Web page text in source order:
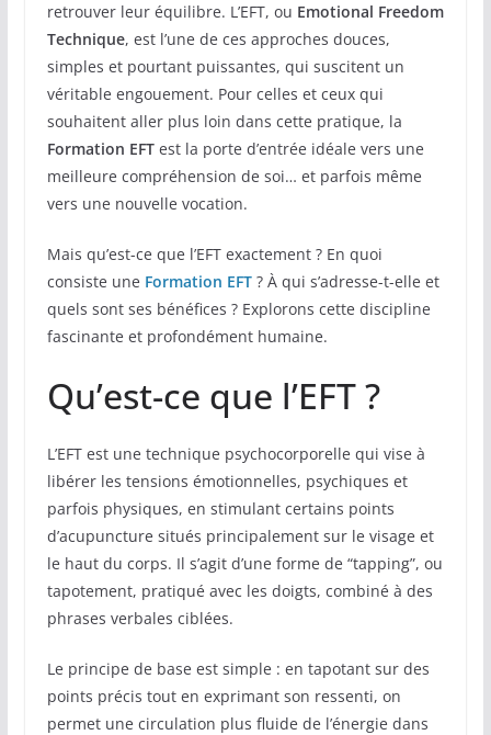
retrouver leur équilibre. L’EFT, ou Emotional Freedom
Technique, est l’une de ces approches douces,
simples et pourtant puissantes, qui suscitent un
véritable engouement. Pour celles et ceux qui
souhaitent aller plus loin dans cette pratique, la
Formation EFTest la porte d’entrée idéale vers une
meilleure compréhension de soi… et parfois même
vers une nouvelle vocation.
Mais qu’est-ce que l’EFT exactement ? En quoi
consiste une Formation EFT? À qui s’adresse-t-elle et
quels sont ses bénéfices ? Explorons cette discipline
fascinante et profondément humaine.
Qu’est-ce que l’EFT ?
L’EFT est une technique psychocorporelle qui vise à
libérer les tensions émotionnelles, psychiques et
parfois physiques, en stimulant certains points
d’acupuncture situés principalement sur le visage et
le haut du corps. Il s’agit d’une forme de “tapping”, ou
tapotement, pratiqué avec les doigts, combiné à des
phrases verbales ciblées.
Le principe de base est simple : en tapotant sur des
points précis tout en exprimant son ressenti, on
permet une circulation plus fluide de l’énergie dans